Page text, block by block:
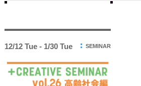
12/12 Tue - 1/30 Tue SEMINAR